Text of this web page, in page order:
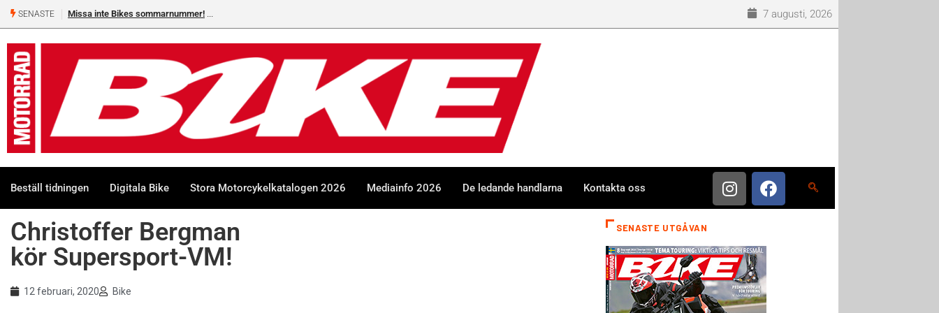
SENASTE Missa inte Bikes sommarnummer! 7 augusti, 2026
Beställ tidningen Digitala Bike Stora Motorcykelkatalogen 2026 Mediainfo 2026 De ledande handlarna Kontakta oss
Christoffer Bergman
kör Supersport-VM!
12 februari, 2020 Bike
SENASTE UTGÅVAN